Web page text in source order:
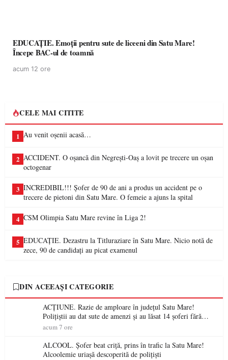
EDUCAȚIE. Emoții pentru sute de liceeni din Satu Mare!
Începe BAC-ul de toamnă
acum 12 ore
CELE MAI CITITE
1 Au venit oșenii acasă…
2 ACCIDENT. O oșancă din Negrești-Oaș a lovit pe trecere un oșan
octogenar
3 INCREDIBIL!!! Șofer de 90 de ani a produs un accident pe o
trecere de pietoni din Satu Mare. O femeie a ajuns la spital
4 CSM Olimpia Satu Mare revine în Liga 2!
5 EDUCAȚIE. Dezastru la Titluraziare în Satu Mare. Nicio notă de
zece, 90 de candidați au picat examenul
DIN ACEEAȘI CATEGORIE
ACȚIUNE. Razie de amploare în județul Satu Mare!
Polițiștii au dat sute de amenzi și au lăsat 14 șoferi fără
permis într-o singură zi
acum 7 ore
ALCOOL. Șofer beat criță, prins în trafic la Satu Mare!
Alcoolemie uriașă descoperită de polițiști